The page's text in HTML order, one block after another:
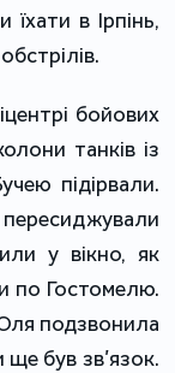
їхати в Ірпінь,
бойових
танків із
підірвали.
у вікно, як
по Гостомелю.
подзвонила
був зв’язок.